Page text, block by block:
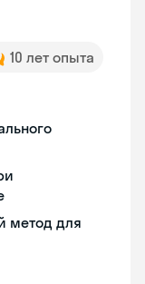
10 лет опыта
метод для